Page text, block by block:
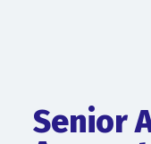
Senior